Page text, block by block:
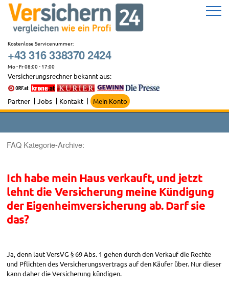
Zum
Inhalt
springen
Kostenlose Servicenummer:
+43 316 338370 2424
Mo - Fr 08:00 - 17:00
Versicherungsrechner bekannt aus:
Partner Jobs Kontakt Mein Konto
FAQ Kategorie-Archive:
Ich habe mein Haus verkauft, und jetzt
lehnt die Versicherung meine Kündigung
der Eigenheimversicherung ab. Darf sie
das?
Ja, denn laut VersVG § 69 Abs. 1 gehen durch den Verkauf die Rechte
und Pflichten des Versicherungsvertrags auf den Käufer über. Nur dieser
kann daher die Versicherung kündigen.